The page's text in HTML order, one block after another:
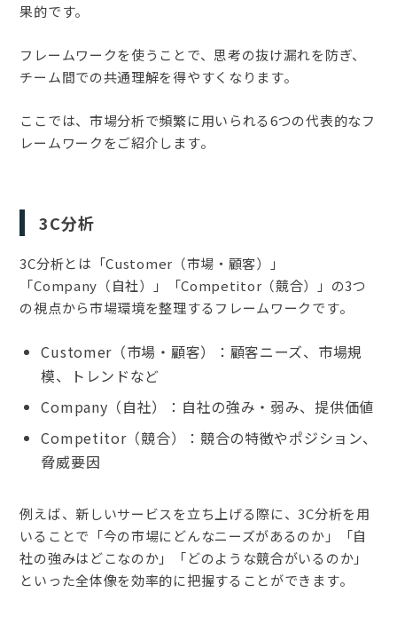
果的です。
フレームワークを使うことで、思考の抜け漏れを防ぎ、
チーム間での共通理解を得やすくなります。
ここでは、市場分析で頻繁に用いられる6つの代表的なフ
レームワークをご紹介します。
3C分析
3C分析とは「Customer（市場・顧客）」
「Company（自社）」「Competitor（競合）」の3つ
の視点から市場環境を整理するフレームワークです。
Customer（市場・顧客）：顧客ニーズ、市場規
模、トレンドなど
Company（自社）：自社の強み・弱み、提供価値
Competitor（競合）：競合の特徴やポジション、
脅威要因
例えば、新しいサービスを立ち上げる際に、3C分析を用
いることで「今の市場にどんなニーズがあるのか」「自
社の強みはどこなのか」「どのような競合がいるのか」
といった全体像を効率的に把握することができます。